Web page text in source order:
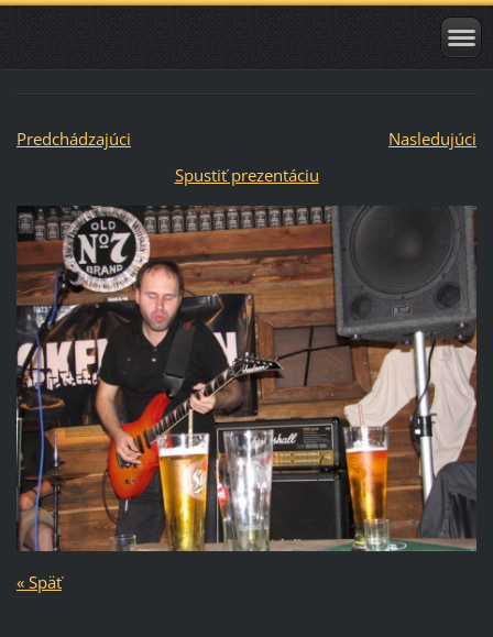
Predchádzajúci
Nasledujúci
Spustiť prezentáciu
« Späť